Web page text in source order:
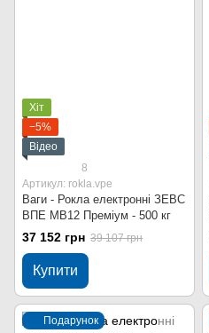
Хіт
−5%
Відео
8
Артикул: rokla.vpe
Ваги - Рокла електронні ЗЕВС
ВПЕ МВ12 Преміум - 500 кг
37 152 грн 39 107 грн
Купити
Подарунок